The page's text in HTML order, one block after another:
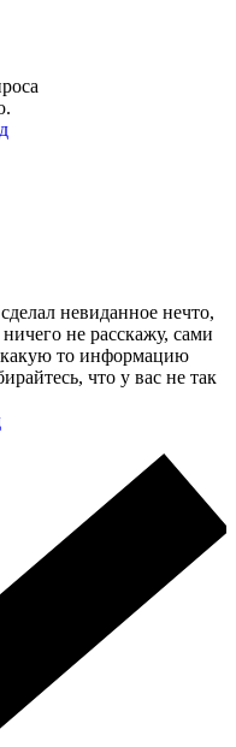
невиданное нечто,
не расскажу, сами
то информацию
что у вас не так